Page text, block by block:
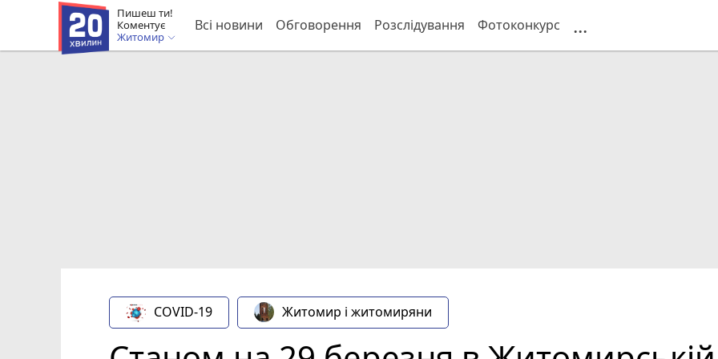
Пишеш ти!
Коментує
Житомир
Всі новини Обговорення Розслідування Фотоконкурс ...
COVID-19 Житомир і житомиряни